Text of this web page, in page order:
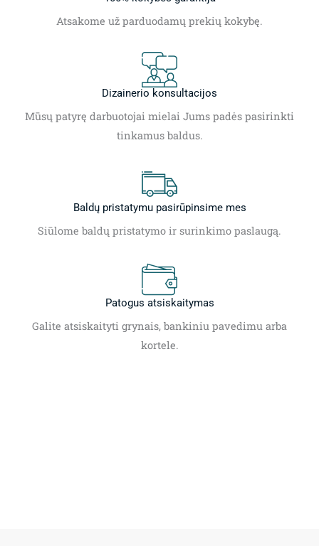
Atsakome už parduodamų prekių kokybę.
Dizainerio konsultacijos
Mūsų patyrę darbuotojai mielai Jums padės pasirinkti
tinkamus baldus.
Baldų pristatymu pasirūpinsime mes
Siūlome baldų pristatymo ir surinkimo paslaugą.
Patogus atsiskaitymas
Galite atsiskaityti grynais, bankiniu pavedimu arba
kortele.